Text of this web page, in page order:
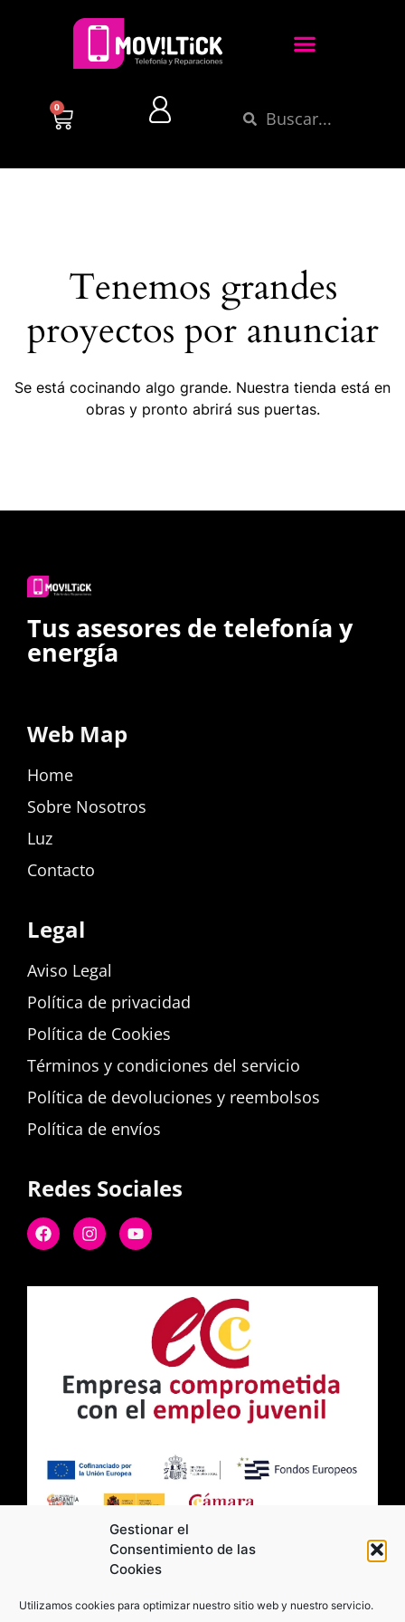
Gestionar el
Consentimiento de las
Cookies
Utilizamos cookies para optimizar nuestro sitio web y nuestro servicio.
0
Tenemos grandes
proyectos por anunciar
Se está cocinando algo grande. Nuestra tienda está en
obras y pronto abrirá sus puertas.
Tus asesores de telefonía y
energía
Web Map
Home
Sobre Nosotros
Luz
Contacto
Legal
Aviso Legal
Política de privacidad
Política de Cookies
Términos y condiciones del servicio
Política de devoluciones y reembolsos
Política de envíos
Redes Sociales
2026 Moviltick technologies. Todos los